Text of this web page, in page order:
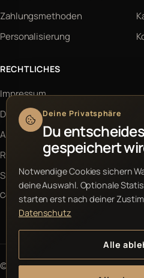
Zahlungsmethoden
Personalisierung
RECHTLICHES
Impressum
Datenschutz
AGB
Rückerstattung
Sitemap
Cookie-Einstellungen
© 2026 Hooldy.de. Alle Rechte
Deine Privatsphäre
Du
gespeichert
Notwendige Cookies sichern
deine Auswahl. Optionale
starten erst nach deiner
Datenschutz
Alle